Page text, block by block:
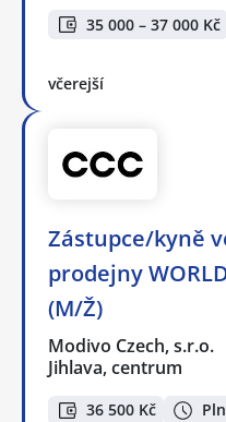
35 000 – 37 000 Kč
včerejší
Zástupce/kyně
prodejny
(M/Ž)
Modivo Czech, s.r.o.
Jihlava, centrum
36 500 Kč